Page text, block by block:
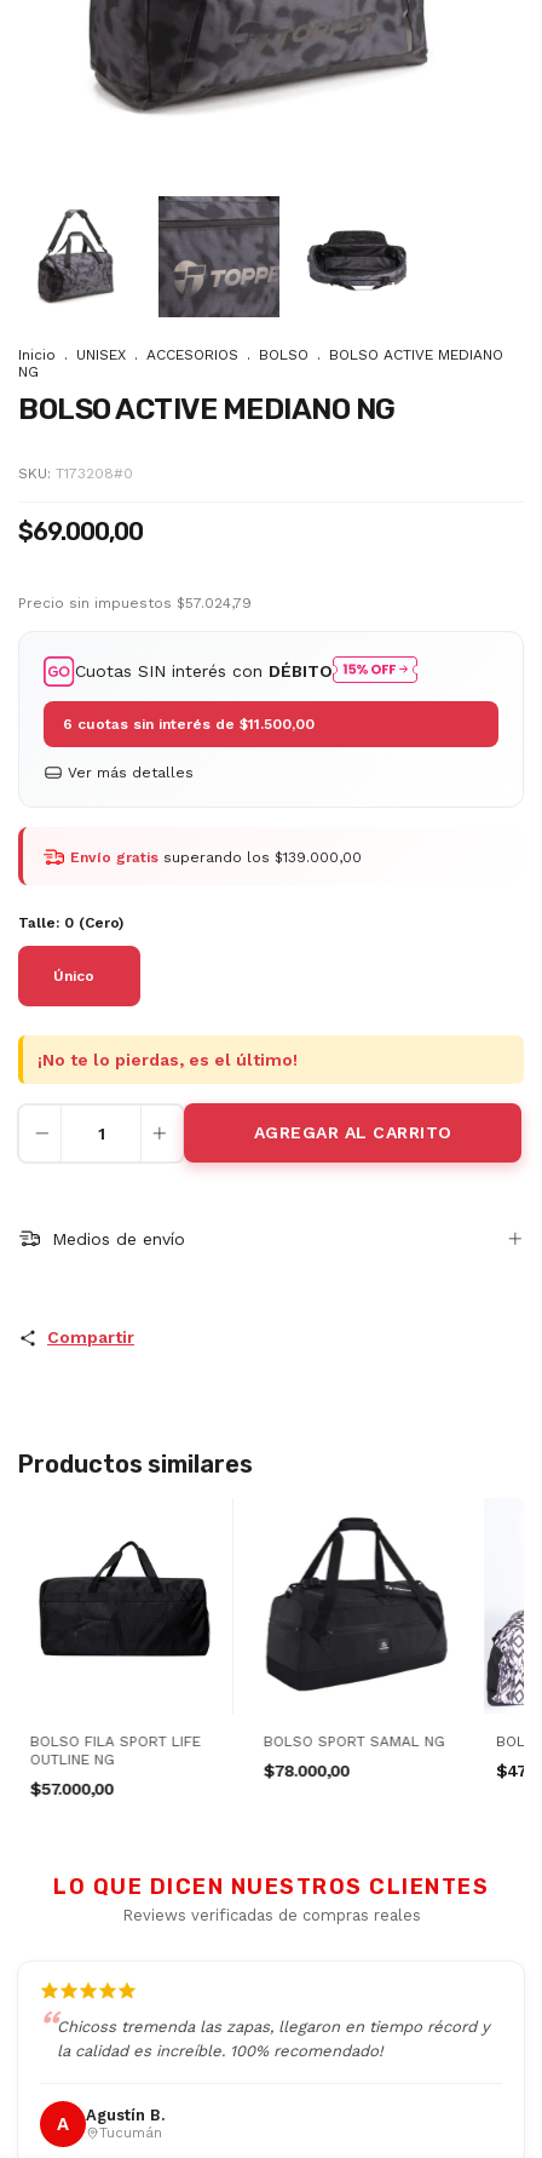
Inicio . UNISEX . ACCESORIOS . BOLSO .
BOLSO ACTIVE MEDIANO
NG
BOLSO ACTIVE MEDIANO NG
SKU: T173208#0
$69.000,00
Precio sin impuestos $57.024,79
Cuotas SIN interés con DÉBITO
6 cuotas sin interés de $11.500,00
Ver más detalles
Envío gratis superando los $139.000,00
Talle: 0 (Cero)
¡No te lo pierdas, es el último!
Medios de envío
Compartir
Productos similares
BOLSO FILA SPORT LIFE
OUTLINE NG
$57.000,00
BOLSO SPORT SAMAL NG
$78.000,00
LO QUE DICEN NUESTROS CLIENTES
Reviews verificadas de compras reales
Chicoss tremenda las zapas, llegaron en tiempo récord y
la calidad es increíble. 100% recomendado!
A Agustín B.
Tucumán